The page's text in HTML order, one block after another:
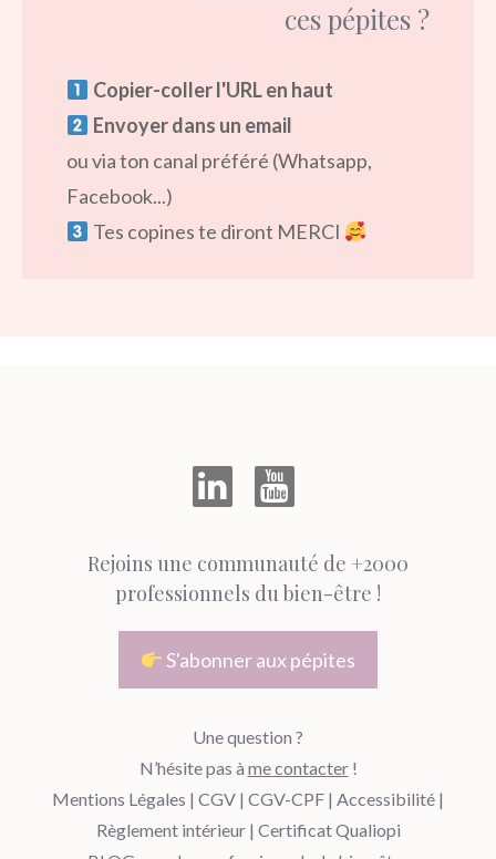
ces pépites ?
Copier-coller l'URL en haut
Envoyer dans un email
ou via ton canal préféré (Whatsapp,
Facebook...)
Tes copines te diront MERCI
Rejoins une communauté de +2000
professionnels du bien-être !
S'abonner aux pépites
Une question ?
N’hésite pas à me contacter!
Mentions Légales | CGV | CGV-CPF | Accessibilité |
Règlement intérieur| Certificat Qualiopi